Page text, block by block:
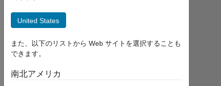
Goel
MathWorks
Last
2ヶ
United States
また、以下のリストから Web サイトを選択することも
できます。
南北アメリカ